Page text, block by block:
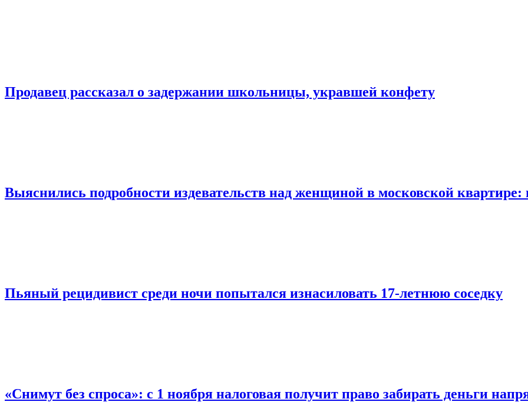
Продавец рассказал о задержании школьницы, укравшей конфету
Выяснились подробности издевательств над женщиной в московской квартире:
Пьяный рецидивист среди ночи попытался изнасиловать 17-летнюю соседку
«Снимут без спроса»: с 1 ноября налоговая получит право забирать деньги